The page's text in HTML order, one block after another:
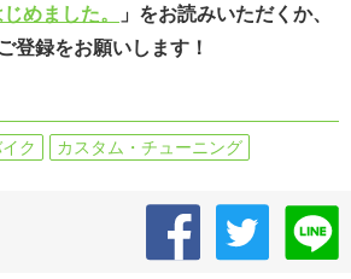
めました。
」をお読みいただくか、
登録をお願いします！
ク カスタム・チューニング